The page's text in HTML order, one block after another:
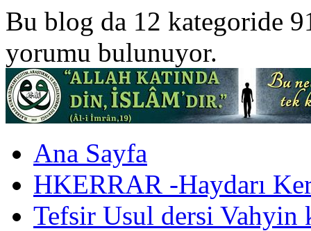
Bu blog da 12 kategoride
yorumu bulunuyor.
Ana Sayfa
HKERRAR -Haydarı
Tefsir Usul dersi Vahyin